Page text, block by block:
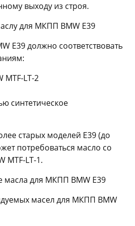
выходу из строя.
для МКПП BMW E39
E39 должно соответствовать
MTF-LT-2
синтетическое
старых моделей E39 (до
потребоваться масло со
MTF-LT-1.
для МКПП BMW E39
масел для МКПП BMW